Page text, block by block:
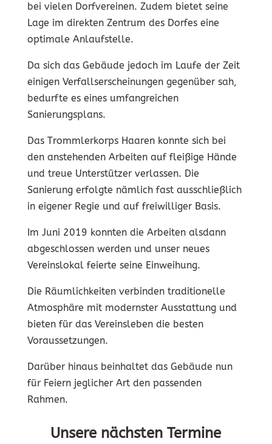
bei vielen Dorfvereinen. Zudem bietet seine
Lage im direkten Zentrum des Dorfes eine
optimale Anlaufstelle.
Da sich das Gebäude jedoch im Laufe der Zeit
einigen Verfallserscheinungen gegenüber sah,
bedurfte es eines umfangreichen
Sanierungsplans.
Das Trommlerkorps Haaren konnte sich bei
den anstehenden Arbeiten auf fleißige Hände
und treue Unterstützer verlassen. Die
Sanierung erfolgte nämlich fast ausschließlich
in eigener Regie und auf freiwilliger Basis.
Im Juni 2019 konnten die Arbeiten alsdann
abgeschlossen werden und unser neues
Vereinslokal feierte seine Einweihung.
Die Räumlichkeiten verbinden traditionelle
Atmosphäre mit modernster Ausstattung und
bieten für das Vereinsleben die besten
Voraussetzungen.
Darüber hinaus beinhaltet das Gebäude nun
für Feiern jeglicher Art den passenden
Rahmen.
Unsere nächsten Termine